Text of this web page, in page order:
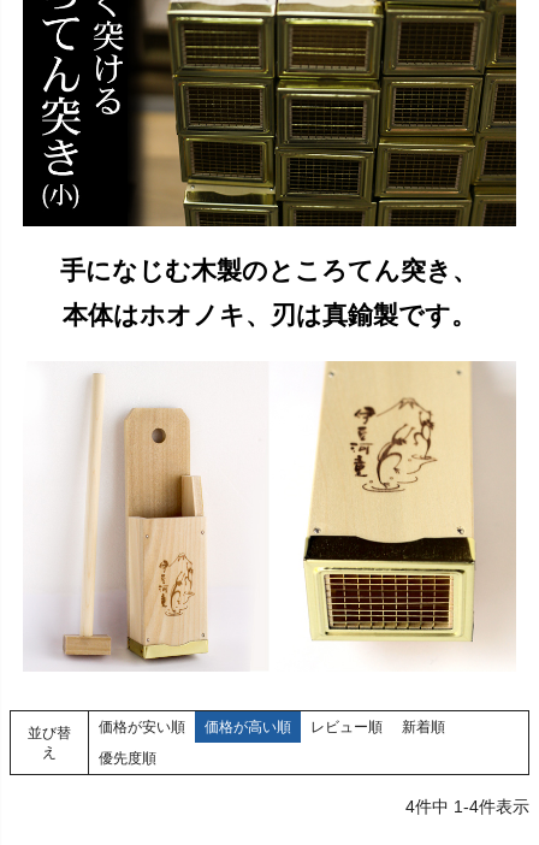
手になじむ木製のところてん突き、
本体はホオノキ、刃は真鍮製です。
並び替
え
価格が安い順 価格が高い順 レビュー順
新着順
優先度順
4件中 1-4件表示